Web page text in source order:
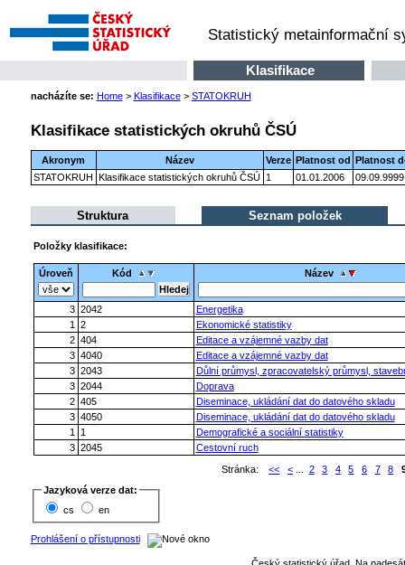
Statistický metainformační
Klasifikace
nacházíte se: Home> Klasifikace> STATOKRUH
Klasifikace statistických okruhů ČSÚ
Akronym Název Verze Platnost od Platnost
STATOKRUH Klasifikace statistických okruhů ČSÚ 1 01.01.2006 09.09.9999
Struktura Seznam položek
Položky klasifikace:
Úroveň Kód Název
3 2042
Energetika
1
2
Ekonomické statistiky
2 404
Editace a vzájemné vazby dat
3 4040
Editace a vzájemné vazby dat
3 2043
Důlní průmysl, zpracovatelský průmysl,
3 2044
Doprava
2 405
Diseminace, ukládání dat do datového skladu
3 4050
Diseminace, ukládání dat do datového skladu
1
1
Demografické a sociální statistiky
3 2045
Cestovní ruch
Stránka:
<< < 2 3 4 5 6 7 8
Jazyková verze dat:
cs
en
Prohlášení o přístupnosti